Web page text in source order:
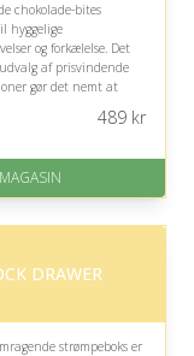
chokolade-bites
hyggelige
og forkælelse. Det
af prisvindende
gør det nemt at
indpakning skaber en
1-3 dage
rating på 4.1 ud
489kr
DRAWER
strømpeboks er